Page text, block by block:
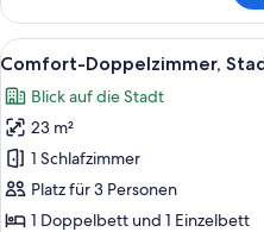
Doppelzimmer
(Internal
View)
Alle
Fotos
für
Comfort-
Doppelzimmer,
Stadtblick
anzeigen
5
Comfort-Doppelzimmer,
Blick auf die Stadt
23 m²
1 Schlafzimmer
Platz für 3 Personen
1 Doppelbett und 1 Einzelbett